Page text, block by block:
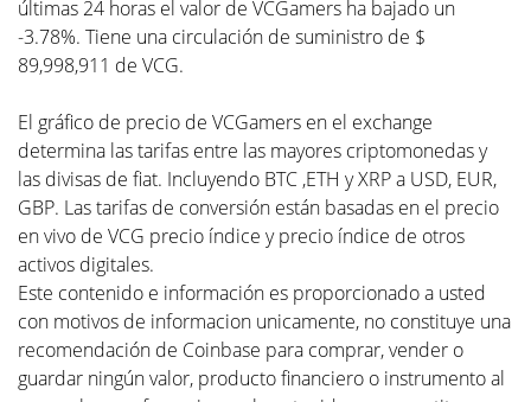
últimas 24 horas el valor de VCGamers ha bajado un
-3.78%. Tiene una circulación de suministro de $
89,998,911 de VCG.
El gráfico de precio de VCGamers en el exchange
determina las tarifas entre las mayores criptomonedas y
las divisas de fiat. Incluyendo BTC ,ETH y XRP a USD, EUR,
GBP. Las tarifas de conversión están basadas en el precio
en vivo de VCG precio índice y precio índice de otros
activos digitales.
Este contenido e información es proporcionado a usted
con motivos de informacion unicamente, no constituye una
recomendación de Coinbase para comprar, vender o
guardar ningún valor, producto financiero o instrumento al